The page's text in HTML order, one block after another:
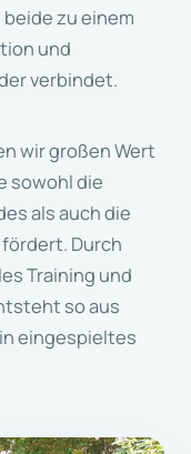
zu einem
und
verbindet.
wir großen Wert
sowohl die
als auch die
Durch
Training und
so aus
eingespieltes